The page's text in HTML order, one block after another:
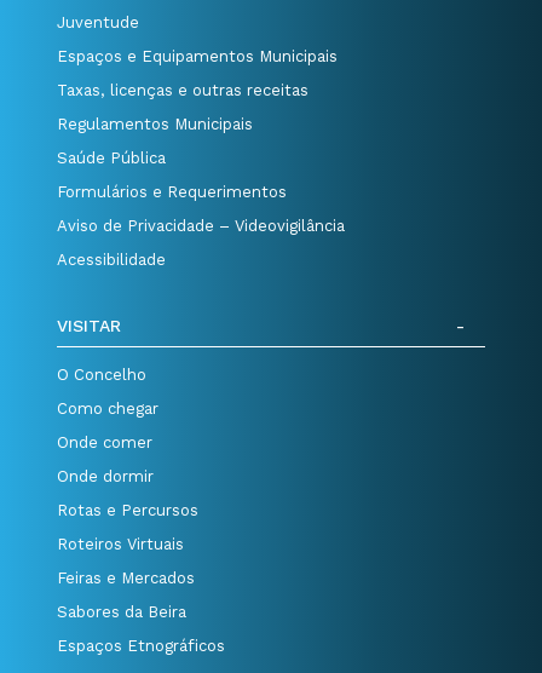
Juventude
Espaços e Equipamentos Municipais
Taxas, licenças e outras receitas
Regulamentos Municipais
Saúde Pública
Formulários e Requerimentos
Aviso de Privacidade – Videovigilância
Acessibilidade
VISITAR
O Concelho
Como chegar
Onde comer
Onde dormir
Rotas e Percursos
Roteiros Virtuais
Feiras e Mercados
Sabores da Beira
Espaços Etnográficos